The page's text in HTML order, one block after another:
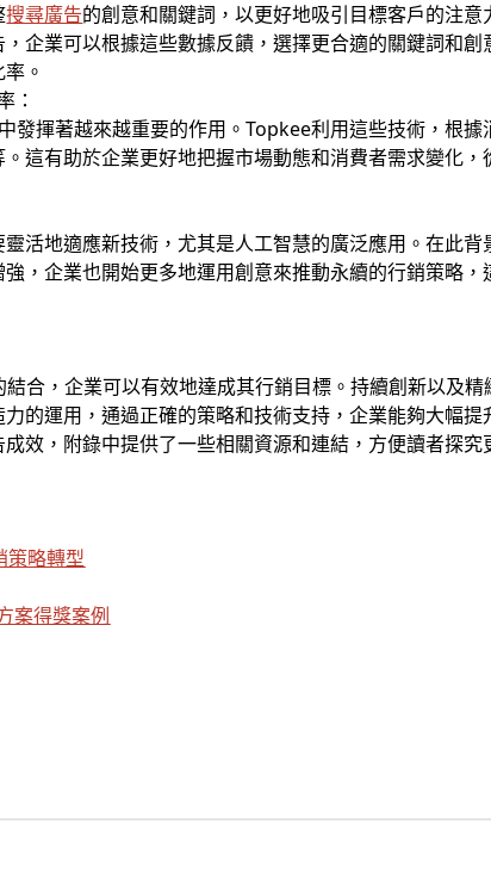
搜尋廣告的創意和關鍵詞，以更好地吸引目標客戶的注
企業可以根據這些數據反饋，選擇更合適的關鍵詞和
。
：
中發揮著越來越重要的作用。Topkee利用這些技術，根
這有助於企業更好地把握市場動態和消費者需求變化，
活地適應新技術，尤其是人工智慧的廣泛應用。在此
，企業也開始更多地運用創意來推動永續的行銷策略
合，企業可以有效地達成其行銷目標。持續創新以及
的運用，通過正確的策略和技術支持，企業能夠大幅提
效，附錄中提供了一些相關資源和連結，方便讀者探究
略轉型
案得獎案例